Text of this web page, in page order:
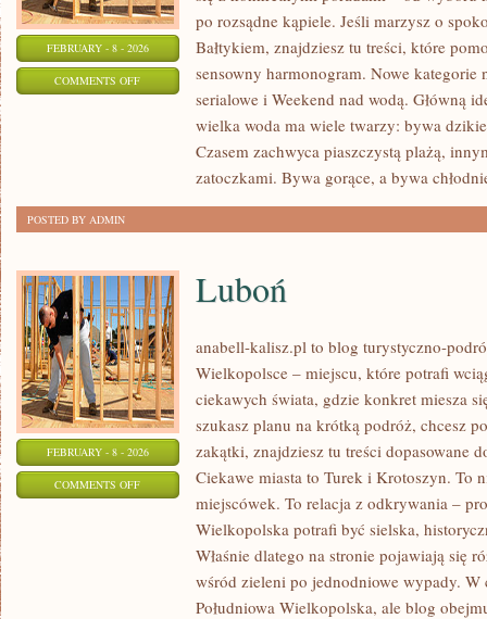
FEBRUARY - 8 - 2026
COMMENTS OFFON
po rozsądne kąpiele. Jeśli marzysz o
Bałtykiem, znajdziesz tu treści, które
sensowny harmonogram. Nowe kategorie
serialowe i Weekend nad wodą. Główną
wielka woda ma wiele twarzy: bywa
Czasem zachwyca piaszczystą plażą,
zatoczkami. Bywa gorące, a bywa
POSTED BY ADMIN
FEBRUARY - 8 - 2026
COMMENTS OFFON
Luboń
anabell-kalisz.pl to blog turystyczno-
Wielkopolsce – miejscu, które potrafi
ciekawych świata, gdzie konkret miesza
szukasz planu na krótką podróż, chcesz
zakątki, znajdziesz tu treści dopasowane
Ciekawe miasta to Turek i Krotoszyn. To
miejscówek. To relacja z odkrywania –
Wielkopolska potrafi być sielska,
Właśnie dlatego na stronie pojawiają się
wśród zieleni po jednodniowe wypady. W
Południowa Wielkopolska, ale blog